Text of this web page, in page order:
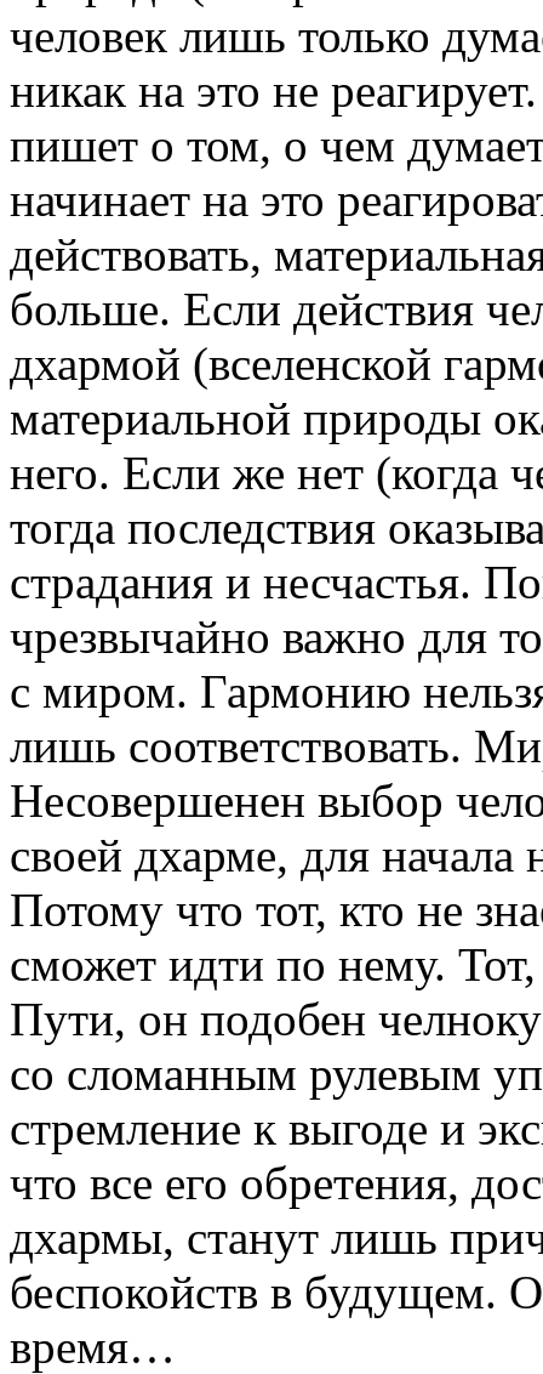
человек лишь только
никак на это не
пишет о том, о чем
начинает на это
действовать,
больше. Если действия
дхармой (вселенской
материальной природы
него. Если же нет (когда
тогда последствия
страдания и несчастья.
чрезвычайно важно для
с миром. Гармонию
лишь соответствовать.
Несовершенен выбор
своей дхарме, для начала
Потому что тот, кто не
сможет идти по нему.
Пути, он подобен
со сломанным рулевым
стремление к выгоде и
что все его обретения,
дхармы, станут лишь
беспокойств в будущем.
время…